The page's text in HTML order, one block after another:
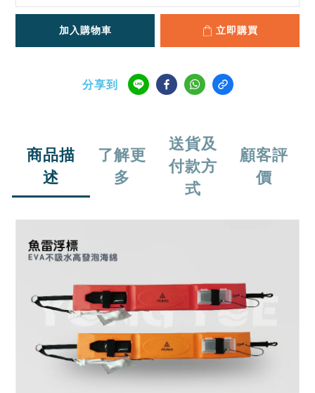
加入購物車 立即購買
分享到
商品描
述
了解更
多
送貨及
付款方
式
顧客評
價